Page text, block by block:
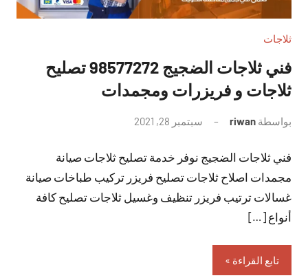
ثلاجات
فني ثلاجات الضجيج 98577272 تصليح
ثلاجات و فريزرات ومجمدات
بواسطة riwan سبتمبر 28, 2021
تعليقات
فني ثلاجات الضجيج نوفر خدمة تصليح ثلاجات صيانة
مجمدات اصلاح ثلاجات تصليح فريزر تركيب طباخات صيانة
غسالات ترتيب فريزر تنظيف وغسيل ثلاجات تصليح كافة
أنواع […]
تابع القراءة